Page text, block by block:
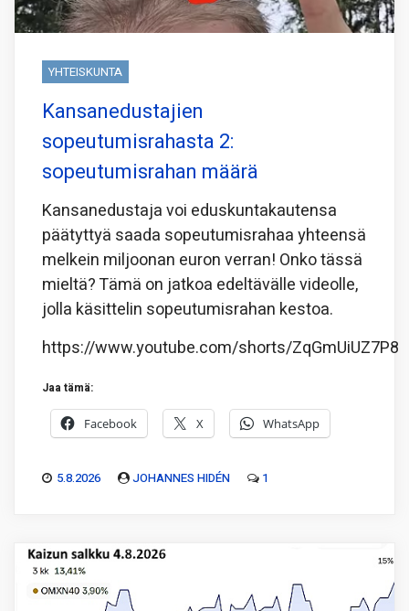
YHTEISKUNTA
Kansanedustajien
sopeutumisrahasta 2:
sopeutumisrahan määrä
Kansanedustaja voi eduskuntakautensa
päätyttyä saada sopeutumisrahaa yhteensä
melkein miljoonan euron verran! Onko tässä
mieltä? Tämä on jatkoa edeltävälle videolle,
jolla käsittelin sopeutumisrahan kestoa.
https://www.youtube.com/shorts/ZqGmUiUZ7P8
Jaa tämä:
Facebook X WhatsApp
5.8.2026 JOHANNES HIDÉN 1